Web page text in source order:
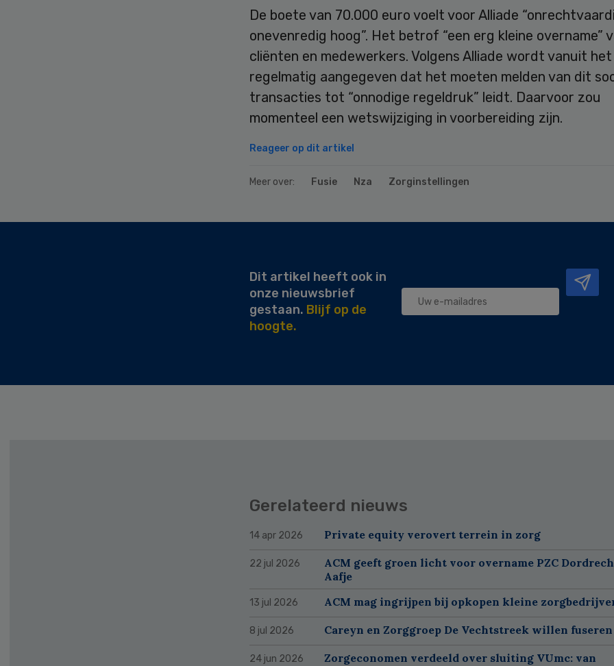
De boete van 70.000 euro voelt voor Alliade
onevenredig hoog”. Het betrof “een erg kleine overname”
cliënten en medewerkers. Volgens Alliade wordt vanuit het
regelmatig aangegeven dat het moeten melden van dit
transacties tot “onnodige regeldruk” leidt. Daarvoor zou
momenteel een wetswijziging in voorbereiding zijn.
Reageer op dit artikel
Meer over: Fusie Nza Zorginstellingen
Dit artikel heeft ook in
onze nieuwsbrief
gestaan. Blijf op de
hoogte.
Gerelateerd nieuws
14 apr 2026 Private equity verovert terrein in zorg
22 jul 2026
ACM geeft groen licht voor overname PZC
Aafje
13 jul 2026 ACM mag ingrijpen bij opkopen kleine
8 jul 2026 Careyn en Zorggroep De Vechtstreek willen fuseren
24 jun 2026
Zorgeconomen verdeeld over sluiting VUmc: van